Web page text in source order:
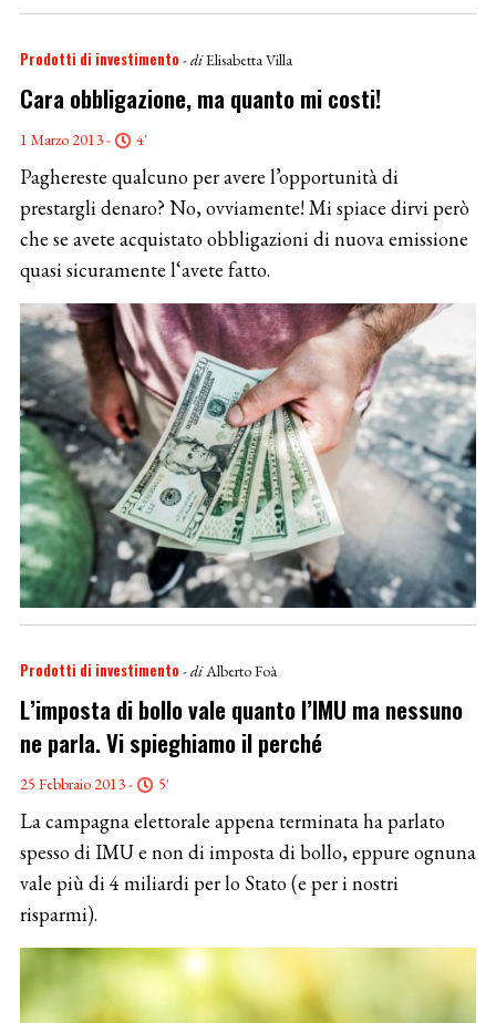
Prodotti di investimento - diElisabetta Villa
Cara obbligazione, ma quanto mi costi!
1 Marzo 2013 - 4'
Paghereste qualcuno per avere l’opportunità di
prestargli denaro? No, ovviamente! Mi spiace dirvi però
che se avete acquistato obbligazioni di nuova emissione
quasi sicuramente l‘avete fatto.
Prodotti di investimento - diAlberto Foà
L’imposta di bollo vale quanto l’IMU ma nessuno
ne parla. Vi spieghiamo il perché
25 Febbraio 2013 - 5'
La campagna elettorale appena terminata ha parlato
spesso di IMU e non di imposta di bollo, eppure ognuna
vale più di 4 miliardi per lo Stato (e per i nostri
risparmi).